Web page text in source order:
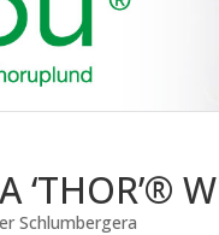
‘THOR’®
Schlumbergera